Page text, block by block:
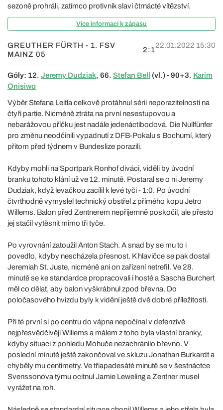
sezoně prohráli, zatímco protivník slaví čtrnácté vítězství.
Více informací k zápasu
GREUTHER FÜRTH - 1. FSV
MAINZ 05
2:1
22.01.2022 15:30
Góly: 12. Jeremy Dudziak, 66. Stefan Bell (vl.) - 90+3. Karim
Onisiwo
Výběr Stefana Leitla celkově protáhnul sérii neporazitelnosti na
čtyři partie. Nicméně ztráta na první nesestupovou a
nebarážovou příčku jest nadále jedenáctibodová. Die Nullfünfer
pro změnu neodčinili vypadnutí z DFB-Pokalu s Bochumí, který
přitom před týdnem v Bundeslize porazili.
Kdyby mohli na Sportpark Ronhof diváci, viděli by úvodní
branku tohoto klání už ve 12. minutě. Postaral se o ni Jeremy
Dudziak, když levačkou zacílil k levé tyči - 1:0. Po úvodní
čtvrthodně vymyslel technický obstřel z přímého kopu Jetro
Willems. Balon před Zentnerem nepříjemně poskočil, ale přesto
jej stačil vytěsnit mimo tři tyče.
Po vyrovnání zatoužil Anton Stach. A snad by se mu to i
povedlo, kdyby nescházela přesnost. K hlavičce se pak dostal
Jeremiah St. Juste, nicméně ani on zařízení netrefil. Ve 28.
minutě se ke standardce propracovali i hosté a Sascha Burchert
měl co dělat, aby balon vyškrábnul zpod břevna. Do
poločasového hvizdu byly k vidění ještě dvě dobré příležitosti.
Při té první si po centru do vápna nepočínal v defenzivě
nejpřesvědčivěji Willems a málem z toho byla vlastní branky,
kdyby situaci z pohledu Mohuče nezachránilo břevno. V
poslední minutě ještě zakončoval ve skluzu Jonathan Burkardt a
chyběly mu centimetry. Ve třiapadesáté minutě se v šestnáctce
Svenssonova týmu ocitnul Jamie Leweling a Zentner musel
vyrážet na roh.